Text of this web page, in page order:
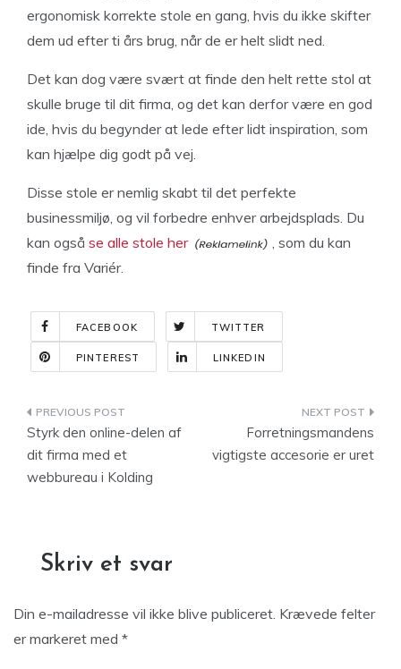
ergonomisk korrekte stole en gang, hvis du ikke skifter
dem ud efter ti års brug, når de er helt slidt ned.
Det kan dog være svært at finde den helt rette stol at
skulle bruge til dit firma, og det kan derfor være en god
ide, hvis du begynder at lede efter lidt inspiration, som
kan hjælpe dig godt på vej.
Disse stole er nemlig skabt til det perfekte
businessmiljø, og vil forbedre enhver arbejdsplads. Du
kan også se alle stole her
, som du kan
finde fra Variér.
FACEBOOK TWITTER
PINTEREST LINKEDIN
Indlægsnavigation
Styrk den online-delen af
dit firma med et
webbureau i Kolding
Forretningsmandens
vigtigste accesorie er uret
Skriv et svar
Din e-mailadresse vil ikke blive publiceret. Krævede felter
er markeret med *